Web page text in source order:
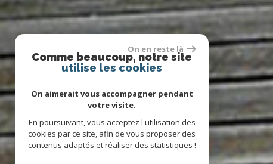
On en reste là
Comme beaucoup, notre site
utilise les cookies
On aimerait vous accompagner pendant
votre visite.
En poursuivant, vous acceptez l'utilisation des
cookies par ce site, afin de vous proposer des
contenus adaptés et réaliser des statistiques !